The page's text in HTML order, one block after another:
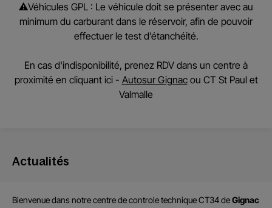
⚠️Véhicules GPL : Le véhicule doit se présenter avec au
minimum du carburant dans le réservoir, afin de pouvoir
effectuer le test d’étanchéité.
En cas d'indisponibilité, prenez RDV dans un centre à
proximité en cliquant ici - Autosur Gignacou CT St Paul et
Valmalle
Actualités
Bienvenue dans notre centre decontrole technique CT34deGignac